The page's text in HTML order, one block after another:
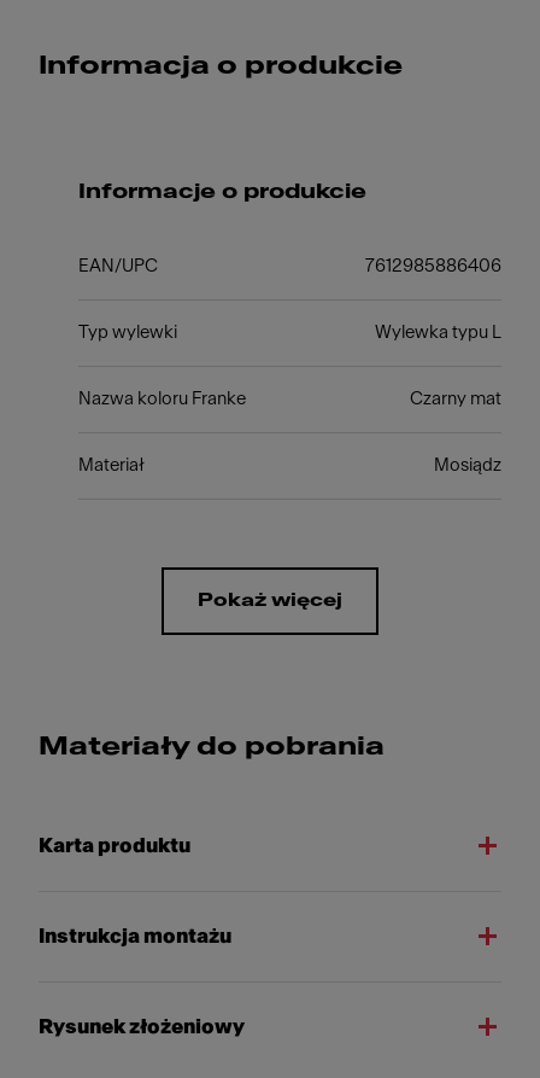
Informacja o produkcie
Informacje o produkcie
EAN/UPC 7612985886406
Typ wylewki Wylewka typu L
Nazwa koloru Franke Czarny mat
Materiał Mosiądz
Pokaż więcej
Materiały do pobrania
Karta produktu
Instrukcja montażu
Rysunek złożeniowy